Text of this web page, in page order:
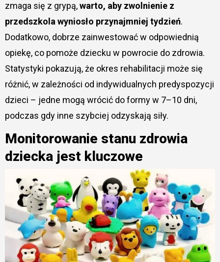
zmaga się z grypą,warto, aby zwolnienie z
przedszkola wyniosło przynajmniej tydzień.
Dodatkowo, dobrze zainwestować w odpowiednią
opiekę, co pomoże dziecku w powrocie do zdrowia.
Statystyki pokazują, że okres rehabilitacji może się
różnić, w zależności od indywidualnych predyspozycji
dzieci – jedne mogą wrócić do formy w 7–10 dni,
podczas gdy inne szybciej odzyskają siły.
Monitorowanie stanu zdrowia
dziecka jest kluczowe